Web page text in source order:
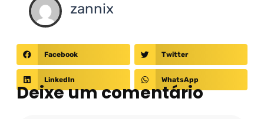
zannix
Facebook Twitter
LinkedIn WhatsApp
Deixe um comentário